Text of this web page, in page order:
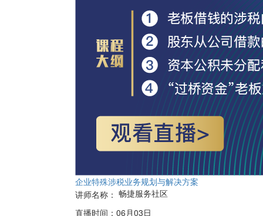
企业特殊涉税业务规划与解决方案
讲师名称： 畅捷服务社区
直播时间： 06月03日